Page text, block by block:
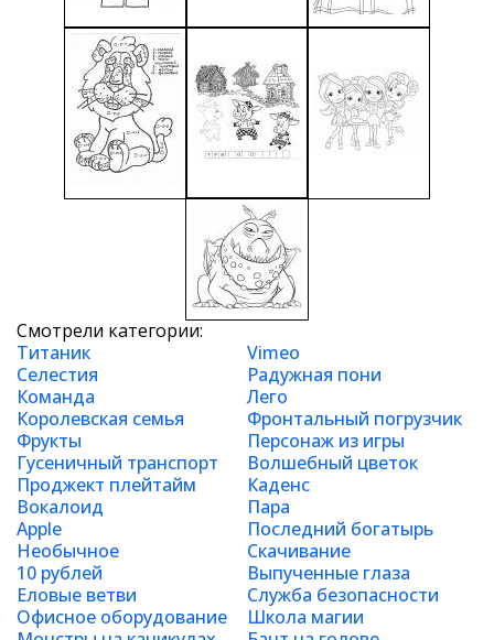
Смотрели категории:
Титаник
Vimeo
Селестия
Радужная пони
Команда
Лего
Королевская семья
Фронтальный погрузчик
Фрукты
Персонаж из игры
Гусеничный транспорт
Волшебный цветок
Проджект плейтайм
Каденс
Вокалоид
Пара
Apple
Последний богатырь
Необычное
Скачивание
10 рублей
Выпученные глаза
Еловые ветви
Служба безопасности
Офисное оборудование
Школа магии